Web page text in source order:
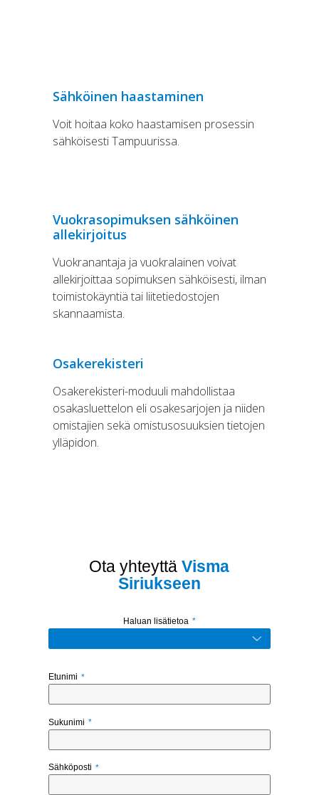
Sähköinen haastaminen
Voit hoitaa koko haastamisen prosessin
sähköisesti Tampuurissa.
Vuokrasopimuksen sähköinen
allekirjoitus
Vuokranantaja ja vuokralainen voivat
allekirjoittaa sopimuksen sähköisesti, ilman
toimistokäyntiä tai liitetiedostojen
skannaamista.
Osakerekisteri
Osakerekisteri-moduuli mahdollistaa
osakasluettelon eli osakesarjojen ja niiden
omistajien sekä omistusosuuksien tietojen
ylläpidon.